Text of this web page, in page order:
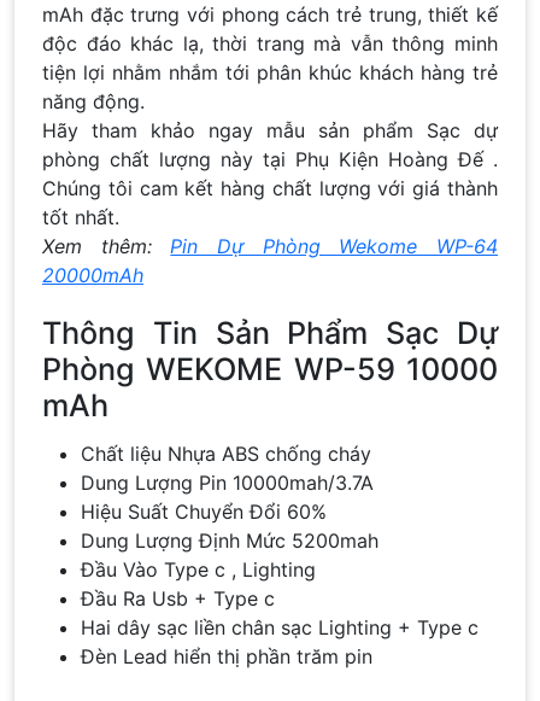
mAh đặc trưng với phong cách trẻ trung, thiết kế
độc đáo khác lạ, thời trang mà vẫn thông minh
tiện lợi nhằm nhắm tới phân khúc khách hàng trẻ
năng động.
Hãy tham khảo ngay mẫu sản phẩm Sạc dự
phòng chất lượng này tại Phụ Kiện Hoàng Đế .
Chúng tôi cam kết hàng chất lượng với giá thành
tốt nhất.
Xem thêm: Pin Dự Phòng Wekome WP-64
20000mAh
Thông Tin Sản Phẩm Sạc Dự
Phòng WEKOME WP-59 10000
mAh
Chất liệu Nhựa ABS chống cháy
Dung Lượng Pin 10000mah/3.7A
Hiệu Suất Chuyển Đổi 60%
Dung Lượng Định Mức 5200mah
Đầu Vào Type c , Lighting
Đầu Ra Usb + Type c
Hai dây sạc liền chân sạc Lighting + Type c
Đèn Lead hiển thị phần trăm pin